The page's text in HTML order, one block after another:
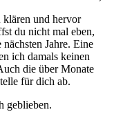
klären und hervor
du nicht mal eben,
Jahre. Eine
ich damals keinen
die über Monate
für dich ab.
geblieben.